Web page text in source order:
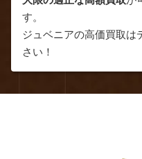
す。
ジュベニアの高価買取は
さい！